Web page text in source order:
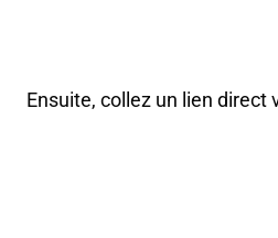
Ensuite, collez un lien direct